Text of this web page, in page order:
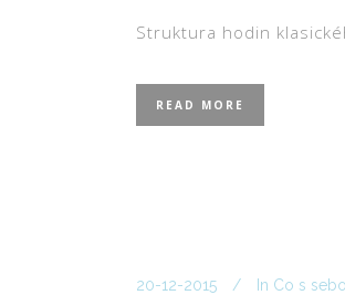
Struktura hodin
READ MORE
20-12-2015 In Co s